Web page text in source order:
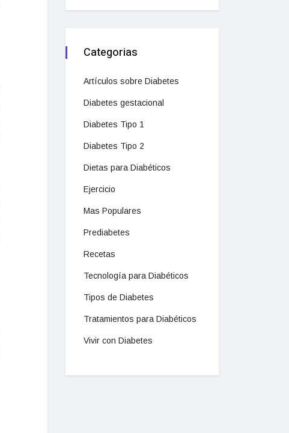
Categorias
Artículos sobre Diabetes
Diabetes gestacional
Diabetes Tipo 1
Diabetes Tipo 2
Dietas para Diabéticos
Ejercicio
Mas Populares
Prediabetes
Recetas
Tecnología para Diabéticos
Tipos de Diabetes
Tratamientos para Diabéticos
Vivir con Diabetes